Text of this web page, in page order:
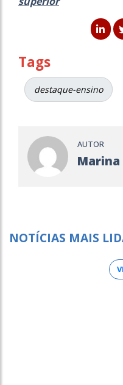
Tags
destaque-ensino
AUTOR
Marina
NOTÍCIAS MAIS